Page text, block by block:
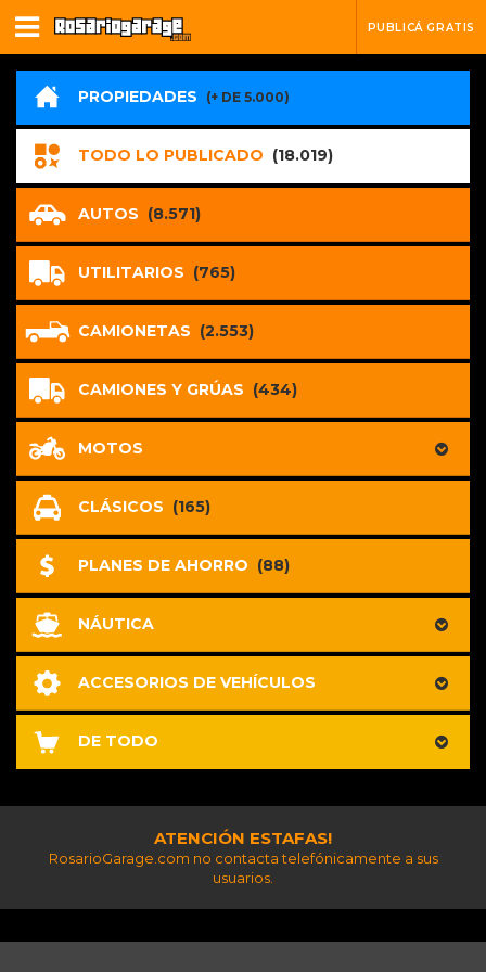
PUBLICÁ GRATIS
PROPIEDADES (+ DE 5.000)
TODO LO PUBLICADO (18.019)
AUTOS (8.571)
UTILITARIOS (765)
CAMIONETAS (2.553)
CAMIONES Y GRÚAS (434)
MOTOS
CLÁSICOS (165)
PLANES DE AHORRO (88)
NÁUTICA
ACCESORIOS DE VEHÍCULOS
DE TODO
ATENCIÓN ESTAFAS!
RosarioGarage.com no contacta telefónicamente a sus
usuarios.